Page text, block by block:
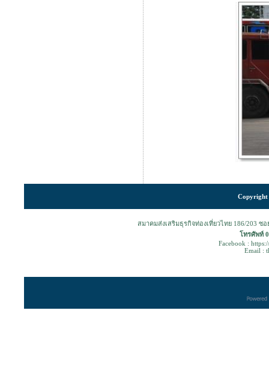
Copyright
สมาคมส่งเสริมธุรกิจท่องเที่ยวไทย 186/203 ซ
โทรศัพท์
Facebook :
Email :